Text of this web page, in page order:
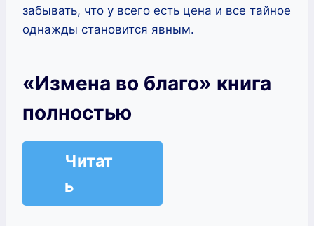
забывать, что у всего есть цена и все тайное
однажды становится явным.
«Измена во благо» книга
полностью
Читат
ь